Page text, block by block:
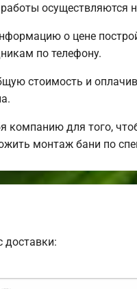
осуществляются
о цене
по телефону.
стоимость и
компанию для того,
монтаж бани по
доставки: